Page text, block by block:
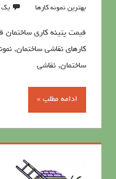
بهترین نمونه کارها
یک
قیمت پتینه کاری ساختمان
کارهای نقاشی ساختمان,
ساختمان, نقاشی
ادامه مطلب »